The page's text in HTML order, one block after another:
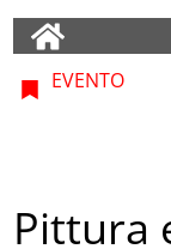
EVENTO
Pittura